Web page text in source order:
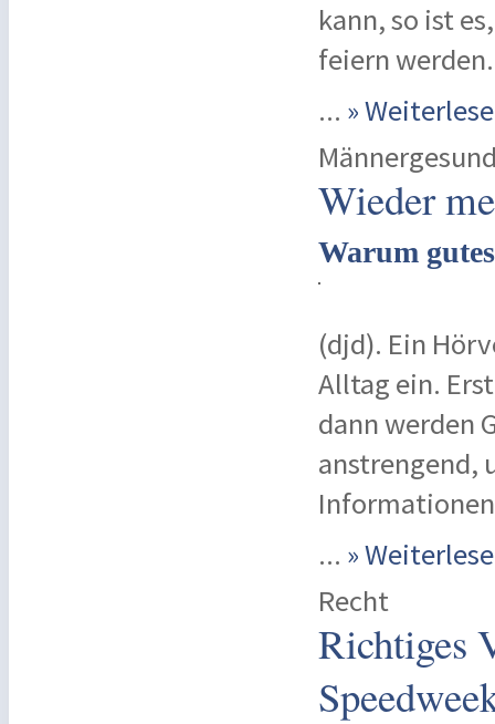
kann, so ist
feiern werden.
... »
Wieder
Warum
(djd). Ein
Alltag ein.
dann werden
anstrengend,
... »
Recht
Richtiges